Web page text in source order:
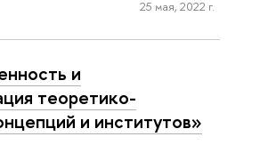
25 мая, 2022 г.
и
теоретико-
и институтов»